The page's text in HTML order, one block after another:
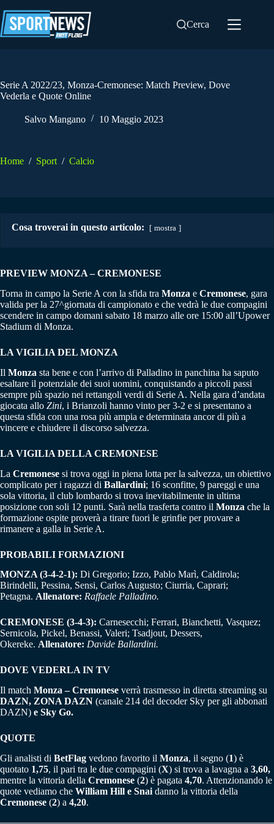
al
contenuto
Cerca
Serie A 2022/23, Monza-Cremonese: Match Preview, Dove
Vederla e Quote Online
Salvo Mangano 10 Maggio 2023
Home / Sport / Calcio
Cosa troverai in questo articolo: mostra
PREVIEW MONZA – CREMONESE
Torna in campo la Serie A con la sfida tra Monza e Cremonese, gara
valida per la 27^giornata di campionato e che vedrà le due compagini
scendere in campo domani sabato 18 marzo alle ore 15:00 all’Upower
Stadium di Monza.
LA VIGILIA DEL MONZA
Il Monza sta bene e con l’arrivo di Palladino in panchina ha saputo
esaltare il potenziale dei suoi uomini, conquistando a piccoli passi
sempre più spazio nei rettangoli verdi di Serie A. Nella gara d’andata
giocata allo Zini, i Brianzoli hanno vinto per 3-2 e si presentano a
questa sfida con una rosa più ampia e determinata ancor di più a
vincere e chiudere il discorso salvezza.
LA VIGILIA DELLA CREMONESE
La Cremonese si trova oggi in piena lotta per la salvezza, un obiettivo
complicato per i ragazzi di Ballardini; 16 sconfitte, 9 pareggi e una
sola vittoria, il club lombardo si trova inevitabilmente in ultima
posizione con soli 12 punti. Sarà nella trasferta contro il Monza che la
formazione ospite proverà a tirare fuori le grinfie per provare a
rimanere a galla in Serie A.
PROBABILI FORMAZIONI
MONZA (3-4-2-1): Di Gregorio; Izzo, Pablo Marì, Caldirola;
Birindelli, Pessina, Sensi, Carlos Augusto; Ciurria, Caprari;
Petagna. Allenatore: Raffaele Palladino.
CREMONESE (3-4-3): Carnesecchi; Ferrari, Bianchetti, Vasquez;
Sernicola, Pickel, Benassi, Valeri; Tsadjout, Dessers,
Okereke. Allenatore: Davide Ballardini.
DOVE VEDERLA IN TV
Il match Monza – Cremonese verrà trasmesso in diretta streaming su
DAZN, ZONA DAZN (canale 214 del decoder Sky per gli abbonati
DAZN) e Sky Go.
QUOTE
Gli analisti di BetFlag vedono favorito il Monza, il segno (1) è
quotato 1,75, il pari tra le due compagini (X) si trova a lavagna a 3,60,
mentre la vittoria della Cremonese (2) è pagata 4,70. Attenzionando le
quote vediamo che William Hill e Snai danno la vittoria della
Cremonese (2) a 4,20.